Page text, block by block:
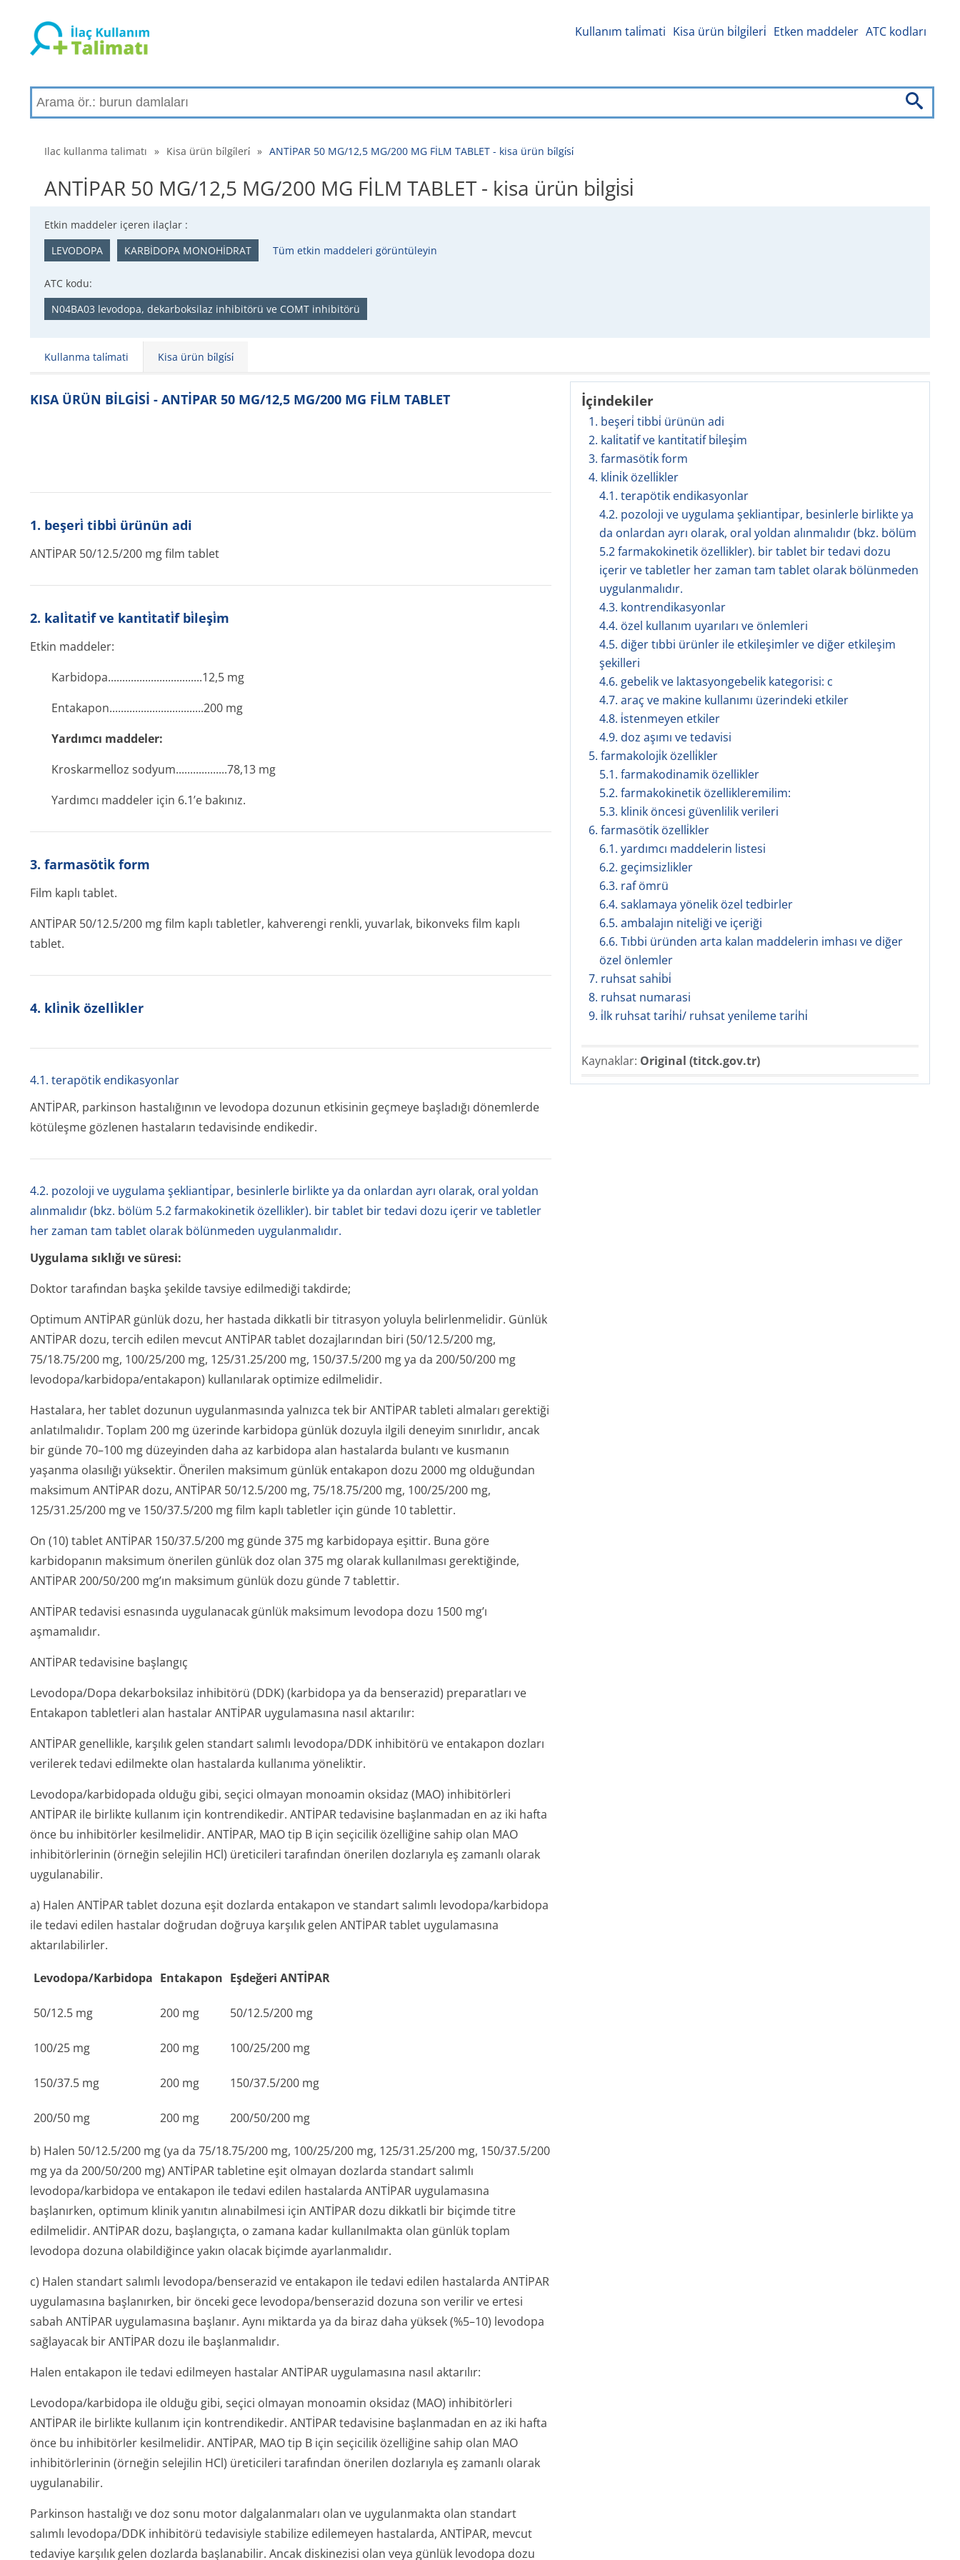
Kullanım tali̇mati Kisa ürün bi̇lgi̇leri̇ Etken maddeler ATC kodları
Ilac kullanma talimatı » Kisa ürün bi̇lgi̇leri̇ » ANTİPAR 50 MG/12,5 MG/200 MG FİLM TABLET - kisa ürün bi̇lgi̇si̇
ANTİPAR 50 MG/12,5 MG/200 MG FİLM TABLET - kisa ürün bi̇lgi̇si̇
Etkin maddeler içeren ilaçlar :
LEVODOPA
KARBİDOPA MONOHİDRAT Tüm etkin maddeleri görüntüleyin
ATC kodu:
N04BA03 levodopa, dekarboksilaz inhibitörü ve COMT inhibitörü
Kullanma tali̇mati Kisa ürün bi̇lgi̇si̇
İçindekiler
1. beşeri̇ tibbi̇ ürünün adi
2. kali̇tati̇f ve kanti̇tati̇f bi̇leşi̇m
3. farmasöti̇k form
4. kli̇ni̇k özelli̇kler
4.1. terapötik endikasyonlar
4.2. pozoloji ve uygulama şeklianti̇par, besinlerle birlikte ya
da onlardan ayrı olarak, oral yoldan alınmalıdır (bkz. bölüm
5.2 farmakokinetik özellikler). bir tablet bir tedavi dozu
içerir ve tabletler her zaman tam tablet olarak bölünmeden
uygulanmalıdır.
4.3. kontrendikasyonlar
4.4. özel kullanım uyarıları ve önlemleri
4.5. diğer tıbbi ürünler ile etkileşimler ve diğer etkileşim
şekilleri
4.6. gebelik ve laktasyongebelik kategorisi: c
4.7. araç ve makine kullanımı üzerindeki etkiler
4.8. i̇stenmeyen etkiler
4.9. doz aşımı ve tedavisi
5. farmakoloji̇k özelli̇kler
5.1. farmakodinamik özellikler
5.2. farmakokinetik özellikleremilim:
5.3. klinik öncesi güvenlilik verileri
6. farmasöti̇k özelli̇kler
6.1. yardımcı maddelerin listesi
6.2. geçimsizlikler
6.3. raf ömrü
6.4. saklamaya yönelik özel tedbirler
6.5. ambalajın niteliği ve içeriği
6.6. Tıbbi üründen arta kalan maddelerin imhası ve diğer
özel önlemler
7. ruhsat sahi̇bi̇
8. ruhsat numarasi
9. i̇lk ruhsat tari̇hi̇/ ruhsat yeni̇leme tari̇hi̇
Kaynaklar: Original (titck.gov.tr)
KISA ÜRÜN BİLGİSİ - ANTİPAR 50 MG/12,5 MG/200 MG FİLM TABLET
1. beşeri̇ tibbi̇ ürünün adi
ANTİPAR 50/12.5/200 mg film tablet
2. kali̇tati̇f ve kanti̇tati̇f bi̇leşi̇m
Etkin maddeler:
Karbidopa....­.............­.............­...12,5 mg
Entakapon....­.............­.............­...200 mg
Yardımcı maddeler:
Kroskarmelloz sodyum.......­...........78,13 mg
Yardımcı maddeler için 6.1’e bakınız.
3. farmasöti̇k form
Film kaplı tablet.
ANTİPAR 50/12.5/200 mg film kaplı tabletler, kahverengi renkli, yuvarlak, bikonveks film kaplı
tablet.
4. kli̇ni̇k özelli̇kler
4.1. terapötik endikasyonlar
ANTİPAR, parkinson hastalığının ve levodopa dozunun etkisinin geçmeye başladığı dönemlerde
kötüleşme gözlenen hastaların tedavisinde endikedir.
4.2. pozoloji ve uygulama şeklianti̇par, besinlerle birlikte ya da onlardan ayrı olarak, oral yoldan
alınmalıdır (bkz. bölüm 5.2 farmakokinetik özellikler). bir tablet bir tedavi dozu içerir ve tabletler
her zaman tam tablet olarak bölünmeden uygulanmalıdır.
Uygulama sıklığı ve süresi:
Doktor tarafından başka şekilde tavsiye edilmediği takdirde;
Optimum ANTİPAR günlük dozu, her hastada dikkatli bir titrasyon yoluyla belirlenmelidir. Günlük
ANTİPAR dozu, tercih edilen mevcut ANTİPAR tablet dozajlarından biri (50/12.5/200 mg,
75/18.75/200 mg, 100/25/200 mg, 125/31.25/200 mg, 150/37.5/200 mg ya da 200/50/200 mg
levodopa/karbi­dopa/entakapon) kullanılarak optimize edilmelidir.
Hastalara, her tablet dozunun uygulanmasında yalnızca tek bir ANTİPAR tableti almaları gerektiği
anlatılmalıdır. Toplam 200 mg üzerinde karbidopa günlük dozuyla ilgili deneyim sınırlıdır, ancak
bir günde 70–100 mg düzeyinden daha az karbidopa alan hastalarda bulantı ve kusmanın
yaşanma olasılığı yüksektir. Önerilen maksimum günlük entakapon dozu 2000 mg olduğundan
maksimum ANTİPAR dozu, ANTİPAR 50/12.5/200 mg, 75/18.75/200 mg, 100/25/200 mg,
125/31.25/200 mg ve 150/37.5/200 mg film kaplı tabletler için günde 10 tablettir.
On (10) tablet ANTİPAR 150/37.5/200 mg günde 375 mg karbidopaya eşittir. Buna göre
karbidopanın maksimum önerilen günlük doz olan 375 mg olarak kullanılması gerektiğinde,
ANTİPAR 200/50/200 mg’ın maksimum günlük dozu günde 7 tablettir.
ANTİPAR tedavisi esnasında uygulanacak günlük maksimum levodopa dozu 1500 mg’ı
aşmamalıdır.
ANTİPAR tedavisine başlangıç
Levodopa/Dopa dekarboksilaz inhibitörü (DDK) (karbidopa ya da benserazid) preparatları ve
Entakapon tabletleri alan hastalar ANTİPAR uygulamasına nasıl aktarılır:
ANTİPAR genellikle, karşılık gelen standart salımlı levodopa/DDK inhibitörü ve entakapon dozları
verilerek tedavi edilmekte olan hastalarda kullanıma yöneliktir.
Levodopa/karbi­dopada olduğu gibi, seçici olmayan monoamin oksidaz (MAO) inhibitörleri
ANTİPAR ile birlikte kullanım için kontrendikedir. ANTİPAR tedavisine başlanmadan en az iki hafta
önce bu inhibitörler kesilmelidir. ANTİPAR, MAO tip B için seçicilik özelliğine sahip olan MAO
inhibitörlerinin (örneğin selejilin HCl) üreticileri tarafından önerilen dozlarıyla eş zamanlı olarak
uygulanabilir.
a) Halen ANTİPAR tablet dozuna eşit dozlarda entakapon ve standart salımlı levodopa/karbidopa
ile tedavi edilen hastalar doğrudan doğruya karşılık gelen ANTİPAR tablet uygulamasına
aktarılabilirler.
Levodopa/Karbi­dopa Entakapon Eşdeğeri ANTİPAR
50/12.5 mg 200 mg 50/12.5/200 mg
100/25 mg 200 mg 100/25/200 mg
150/37.5 mg 200 mg 150/37.5/200 mg
200/50 mg 200 mg 200/50/200 mg
b) Halen 50/12.5/200 mg (ya da 75/18.75/200 mg, 100/25/200 mg, 125/31.25/200 mg, 150/37.5/200
mg ya da 200/50/200 mg) ANTİPAR tabletine eşit olmayan dozlarda standart salımlı
levodopa/karbidopa ve entakapon ile tedavi edilen hastalarda ANTİPAR uygulamasına
başlanırken, optimum klinik yanıtın alınabilmesi için ANTİPAR dozu dikkatli bir biçimde titre
edilmelidir. ANTİPAR dozu, başlangıçta, o zamana kadar kullanılmakta olan günlük toplam
levodopa dozuna olabildiğince yakın olacak biçimde ayarlanmalıdır.
c) Halen standart salımlı levodopa/benserazid ve entakapon ile tedavi edilen hastalarda ANTİPAR
uygulamasına başlanırken, bir önceki gece levodopa/benserazid dozuna son verilir ve ertesi
sabah ANTİPAR uygulamasına başlanır. Aynı miktarda ya da biraz daha yüksek (%5–10) levodopa
sağlayacak bir ANTİPAR dozu ile başlanmalıdır.
Halen entakapon ile tedavi edilmeyen hastalar ANTİPAR uygulamasına nasıl aktarılır:
Levodopa/karbidopa ile olduğu gibi, seçici olmayan monoamin oksidaz (MAO) inhibitörleri
ANTİPAR ile birlikte kullanım için kontrendikedir. ANTİPAR tedavisine başlanmadan en az iki hafta
önce bu inhibitörler kesilmelidir. ANTİPAR, MAO tip B için seçicilik özelliğine sahip olan MAO
inhibitörlerinin (örneğin selejilin HCl) üreticileri tarafından önerilen dozlarıyla eş zamanlı olarak
uygulanabilir.
Parkinson hastalığı ve doz sonu motor dalgalanmaları olan ve uygulanmakta olan standart
salımlı levodopa/DDK inhibitörü tedavisiyle stabilize edilemeyen hastalarda, ANTİPAR, mevcut
tedaviye karşılık gelen dozlarda başlanabilir. Ancak diskinezisi olan veya günlük levodopa dozu